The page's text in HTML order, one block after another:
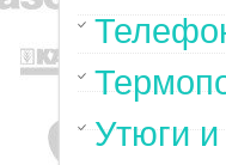
Утюги